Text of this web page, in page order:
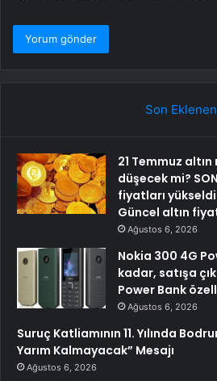
Son Eklenen
21 Temmuz
düşecek mi?
fiyatları
Güncel altın
Ağustos 6, 2026
Nokia 300 4G
kadar, satışa
Power Bank
Ağustos 6, 2026
Suruç Katliamının 11. Yılında
Yarım Kalmayacak” Mesajı
Ağustos 6, 2026